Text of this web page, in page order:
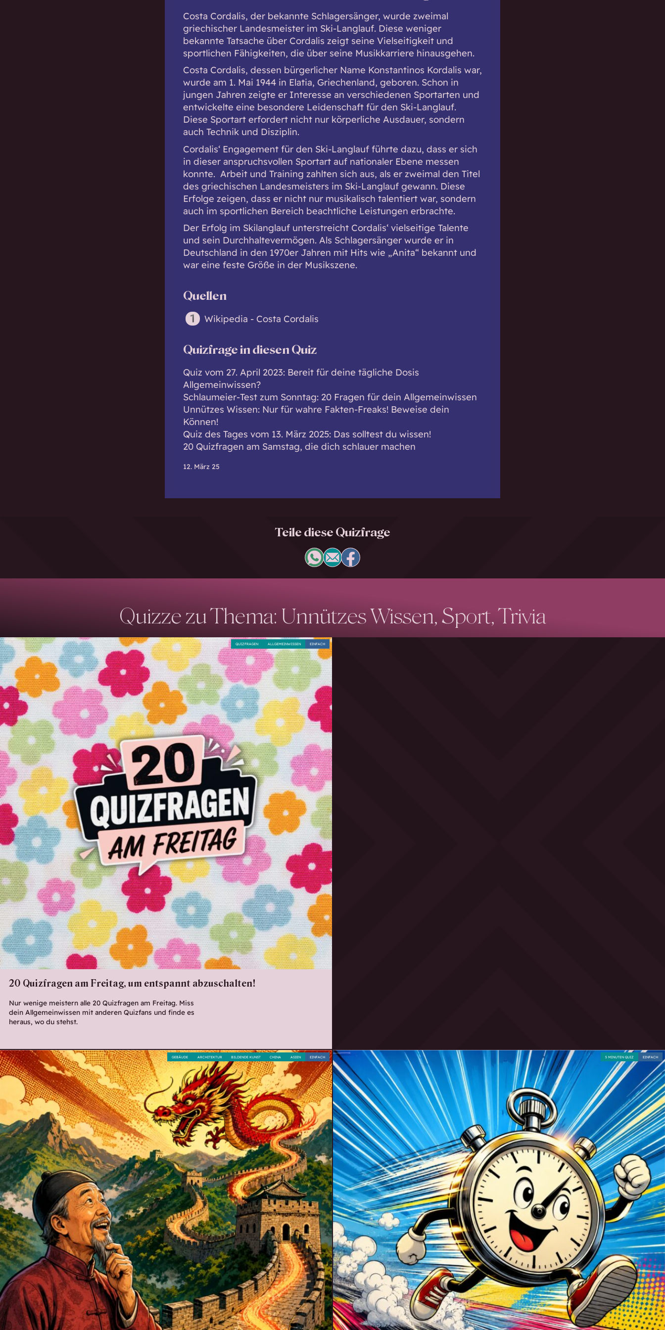
Costa Cordalis, der bekannte Schlagersänger, wurde zweimal
griechischer Landesmeister im Ski-Langlauf. Diese weniger
bekannte Tatsache über Cordalis zeigt seine Vielseitigkeit und
sportlichen Fähigkeiten, die über seine Musikkarriere hinausgehen.
Costa Cordalis, dessen bürgerlicher Name Konstantinos Kordalis war,
wurde am 1. Mai 1944 in Elatia, Griechenland, geboren. Schon in
jungen Jahren zeigte er Interesse an verschiedenen Sportarten und
entwickelte eine besondere Leidenschaft für den Ski-Langlauf.
Diese Sportart erfordert nicht nur körperliche Ausdauer, sondern
auch Technik und Disziplin.
Cordalis‘ Engagement für den Ski-Langlauf führte dazu, dass er sich
in dieser anspruchsvollen Sportart auf nationaler Ebene messen
konnte. Arbeit und Training zahlten sich aus, als er zweimal den Titel
des griechischen Landesmeisters im Ski-Langlauf gewann. Diese
Erfolge zeigen, dass er nicht nur musikalisch talentiert war, sondern
auch im sportlichen Bereich beachtliche Leistungen erbrachte.
Der Erfolg im Skilanglauf unterstreicht Cordalis‘ vielseitige Talente
und sein Durchhaltevermögen. Als Schlagersänger wurde er in
Deutschland in den 1970er Jahren mit Hits wie „Anita“ bekannt und
war eine feste Größe in der Musikszene.
Quellen
Wikipedia - Costa Cordalis
Quizfrage in diesen Quiz
Quiz vom 27. April 2023: Bereit für deine tägliche Dosis
Allgemeinwissen?
Schlaumeier-Test zum Sonntag: 20 Fragen für dein Allgemeinwissen
Unnützes Wissen: Nur für wahre Fakten-Freaks! Beweise dein
Können!
Quiz des Tages vom 13. März 2025: Das solltest du wissen!
20 Quizfragen am Samstag, die dich schlauer machen
12. März 25
Teile diese Quizfrage
Quizze zu Thema: Unnützes Wissen, Sport, Trivia
20 Quizfragen am Freitag, um entspannt abzuschalten!
Nur wenige meistern alle 20 Quizfragen am Freitag. Miss
dein Allgemeinwissen mit anderen Quizfans und finde es
heraus, wo du stehst.
EINFACH
ALLGEMEINWISSEN
QUIZFRAGEN
EINFACH
ASIEN
CHINA
BILDENDE KUNST
ARCHITEKTUR
GEBÄUDE EINFACH
5 MINUTEN QUIZ